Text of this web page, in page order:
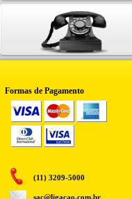
Formas de Pagamento
(11) 3209-5000
sac@ligacao.com.br